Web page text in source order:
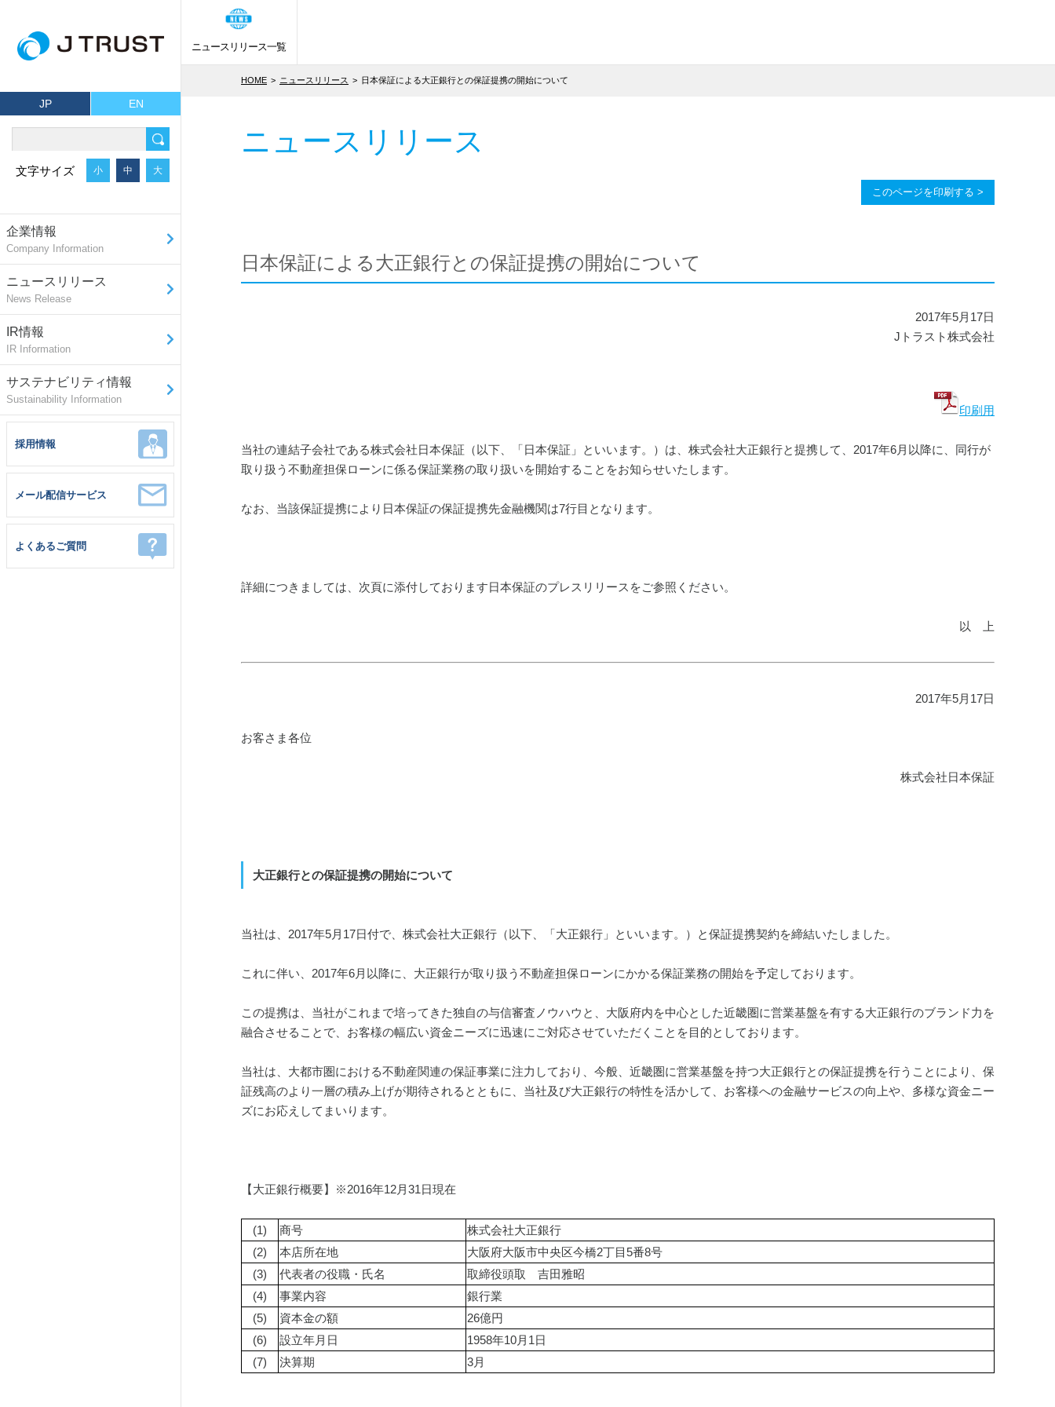
JP EN
文字サイズ 小 中 大
企業情報
Company Information
ニュースリリース
News Release
IR情報
IR Information
サステナビリティ情報
Sustainability Information
採用情報
メール配信サービス
よくあるご質問
ニュースリリース一覧
HOME ニュースリリース 日本保証による大正銀行との保証提携の開始について
ニュースリリース
このページを印刷する >
日本保証による大正銀行との保証提携の開始について
2017年5月17日
Jトラスト株式会社
印刷用
当社の連結子会社である株式会社日本保証（以下、「日本保証」といいます。）は、株式会社大正銀行と提携して、2017年6月以降に、同行が
取り扱う不動産担保ローンに係る保証業務の取り扱いを開始することをお知らせいたします。
なお、当該保証提携により日本保証の保証提携先金融機関は7行目となります。
詳細につきましては、次頁に添付しております日本保証のプレスリリースをご参照ください。
以　上
2017年5月17日
お客さま各位
株式会社日本保証
大正銀行との保証提携の開始について
当社は、2017年5月17日付で、株式会社大正銀行（以下、「大正銀行」といいます。）と保証提携契約を締結いたしました。
これに伴い、2017年6月以降に、大正銀行が取り扱う不動産担保ローンにかかる保証業務の開始を予定しております。
この提携は、当社がこれまで培ってきた独自の与信審査ノウハウと、大阪府内を中心とした近畿圏に営業基盤を有する大正銀行のブランド力を
融合させることで、お客様の幅広い資金ニーズに迅速にご対応させていただくことを目的としております。
当社は、大都市圏における不動産関連の保証事業に注力しており、今般、近畿圏に営業基盤を持つ大正銀行との保証提携を行うことにより、保
証残高のより一層の積み上げが期待されるとともに、当社及び大正銀行の特性を活かして、お客様への金融サービスの向上や、多様な資金ニー
ズにお応えしてまいります。
【大正銀行概要】※2016年12月31日現在
(1) 商号
株式会社大正銀行
(2)
本店所在地
大阪府大阪市中央区今橋2丁目5番8号
(3)
代表者の役職・氏名
取締役頭取　吉田雅昭
(4)
事業内容
銀行業
(5)
資本金の額
26億円
(6)
設立年月日
1958年10月1日
(7)
決算期 3月